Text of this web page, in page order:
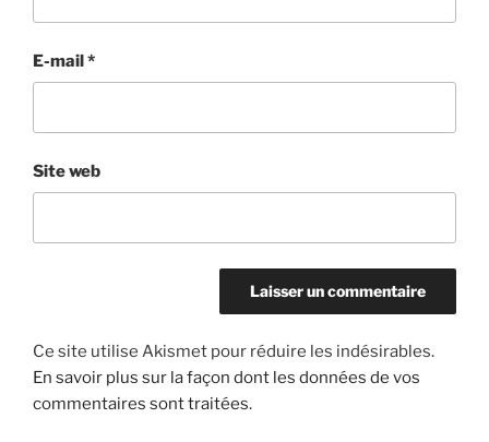
E-mail*
Site web
Ce site utilise Akismet pour réduire les indésirables.
En savoir plus sur la façon dont les données de vos
commentaires sont traitées.